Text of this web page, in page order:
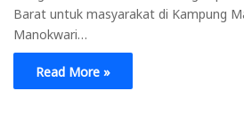
Barat untuk masyarakat di Kampung
Manokwari…
Read More »